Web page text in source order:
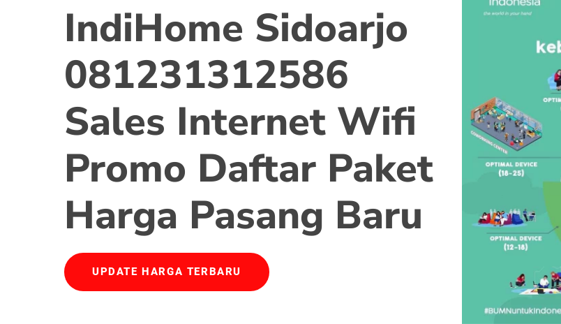
IndiHome Sidoarjo
081231312586
Sales Internet Wifi
Promo Daftar Paket
Harga Pasang Baru
UPDATE HARGA TERBARU